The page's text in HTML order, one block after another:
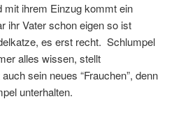
mit ihrem Einzug kommt ein
ihr Vater schon eigen so ist
es erst recht. Schlumpel
alles wissen, stellt
sein neues “Frauchen”, denn
unterhalten.